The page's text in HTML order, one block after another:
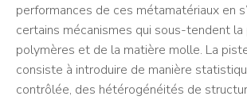
performances de ces métamatériaux en
certains mécanismes qui sous-tendent la
polymères et de la matière molle. La
consiste à introduire de manière
contrôlée, des hétérogénéités de